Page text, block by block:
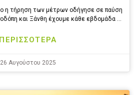
η τήρηση των μέτρων οδήγησε σε παύση
και Ξάνθη έχουμε κάθε εβδομάδα …
ΠΕΡΙΣΣΟΤΕΡΑ
26 Αυγούστου 2025